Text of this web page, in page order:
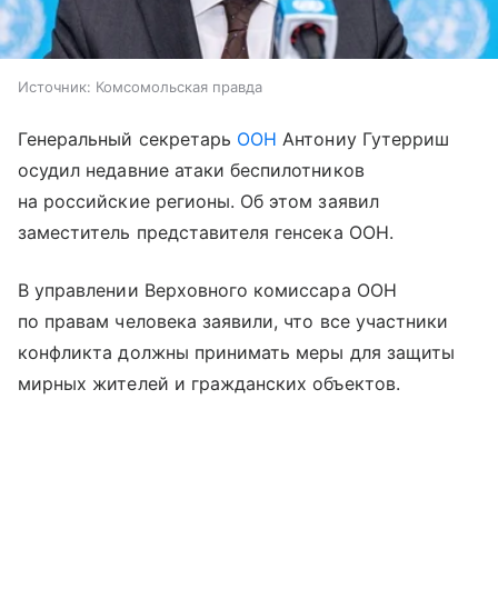
Источник: Комсомольская правда
Генеральный секретарь ООН Антониу Гутерриш
осудил недавние атаки беспилотников
на российские регионы. Об этом заявил
заместитель представителя генсека ООН.
В управлении Верховного комиссара ООН
по правам человека заявили, что все участники
конфликта должны принимать меры для защиты
мирных жителей и гражданских объектов.